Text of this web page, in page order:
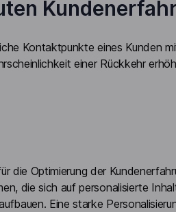
Kontaktpunkte eines Kunden
einer Rückkehr
die Optimierung der
die sich auf personalisierte
Eine starke